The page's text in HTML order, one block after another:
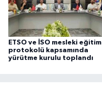
ETSO ve İSO mesleki eğitim
protokolü kapsamında
yürütme kurulu toplandı